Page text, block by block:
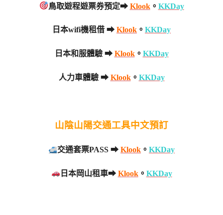
鳥取遊程遊票券預定➡ Klook。 KKDay
日本wifi機租借 ➡ Klook 。 KKDay
日本和服體驗 ➡ Klook。 KKDay
人力車體驗 ➡ Klook。 KKDay
山陰山陽交通工具中文預訂
交通套票PASS ➡Klook 。KKDay
日本岡山租車➡ Klook。 KKDay